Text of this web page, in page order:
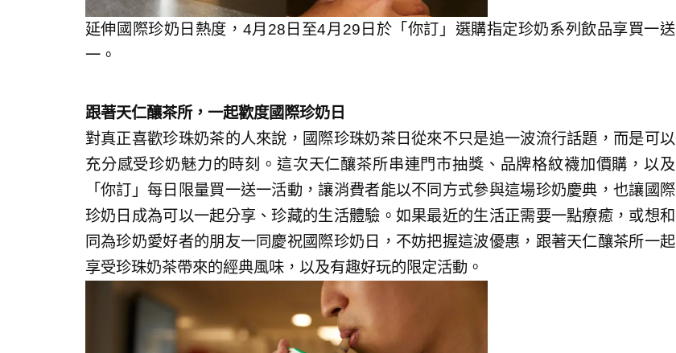
延伸國際珍奶日熱度，4月28日至4月29日於「你訂」選購指定珍奶系列飲品享買一送
一。
跟著天仁釀茶所，一起歡度國際珍奶日
對真正喜歡珍珠奶茶的人來說，國際珍珠奶茶日從來不只是追一波流行話題，而是可以
充分感受珍奶魅力的時刻。這次天仁釀茶所串連門市抽獎、品牌格紋襪加價購，以及
「你訂」每日限量買一送一活動，讓消費者能以不同方式參與這場珍奶慶典，也讓國際
珍奶日成為可以一起分享、珍藏的生活體驗。如果最近的生活正需要一點療癒，或想和
同為珍奶愛好者的朋友一同慶祝國際珍奶日，不妨把握這波優惠，跟著天仁釀茶所一起
享受珍珠奶茶帶來的經典風味，以及有趣好玩的限定活動。